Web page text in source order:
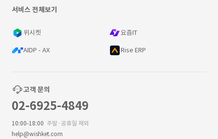
서비스 전체보기
위시켓 요즘IT
AIDP - AX Rise ERP
고객 문의
02-6925-4849
10:00-18:00 주말·공휴일 제외
help@wishket.com